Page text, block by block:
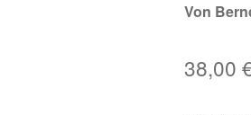
Von
38,00